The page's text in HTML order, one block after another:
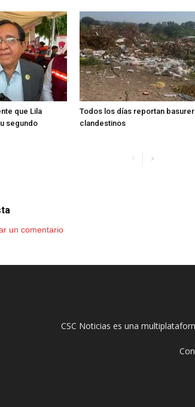
que Lila
segundo
Todos los días reportan
clandestinos
un comentario
CSC Noticias es una